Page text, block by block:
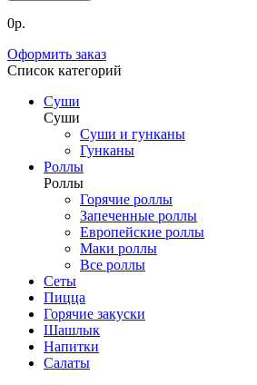
0р.
Оформить заказ
Список категорий
Суши
Суши
Суши и гунканы
Гунканы
Роллы
Роллы
Горячие роллы
Запеченные роллы
Европейские роллы
Маки роллы
Все роллы
Сеты
Пицца
Горячие закуски
Шашлык
Напитки
Салаты